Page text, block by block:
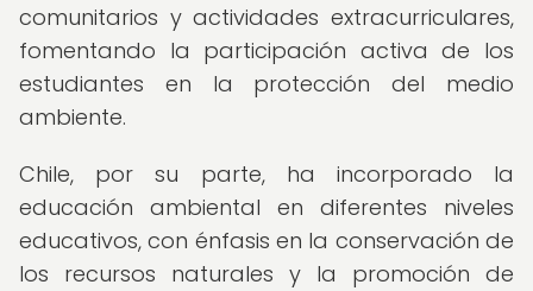
comunitarios y actividades extracurriculares,
fomentando la participación activa de los
estudiantes en la protección del medio
ambiente.
Chile, por su parte, ha incorporado la
educación ambiental en diferentes niveles
educativos, con énfasis en la conservación de
los recursos naturales y la promoción de